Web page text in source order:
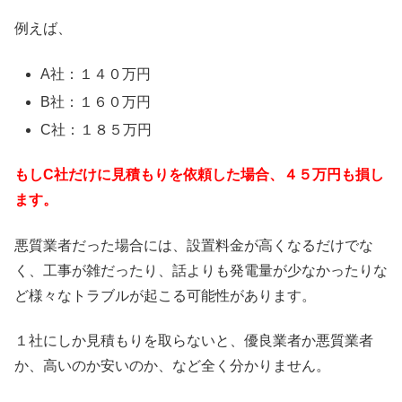
例えば、
A社：１４０万円
B社：１６０万円
C社：１８５万円
もしC社だけに見積もりを依頼した場合、４５万円も損し
ます。
悪質業者だった場合には、設置料金が高くなるだけでな
く、工事が雑だったり、話よりも発電量が少なかったりな
ど様々なトラブルが起こる可能性があります。
１社にしか見積もりを取らないと、優良業者か悪質業者
か、高いのか安いのか、など全く分かりません。